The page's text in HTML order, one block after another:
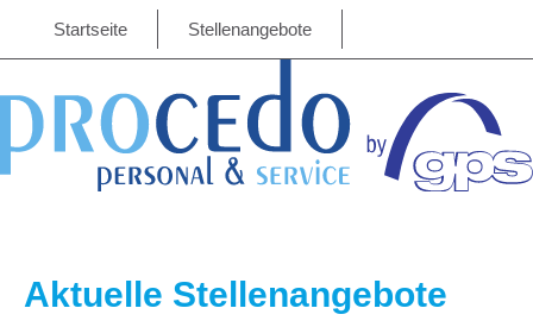
Startseite Stellenangebote
Aktuelle Stellenangebote